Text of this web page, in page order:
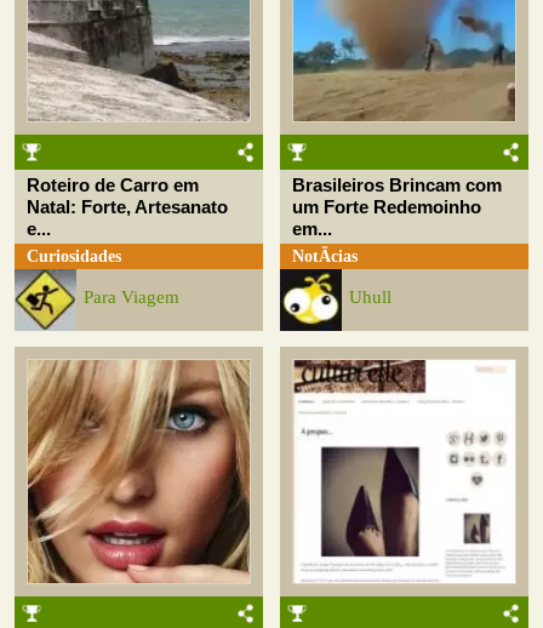
Roteiro de Carro em
Natal: Forte, Artesanato
e...
Curiosidades
Para Viagem
Brasileiros Brincam com
um Forte Redemoinho
em...
NotÃ­cias
Uhull